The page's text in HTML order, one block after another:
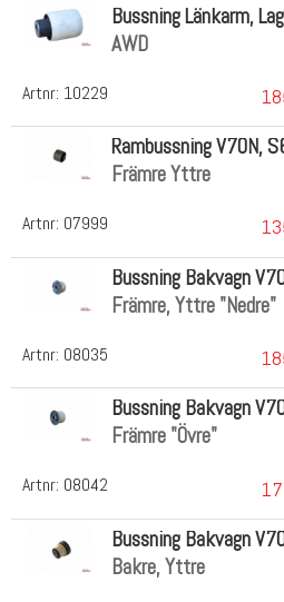
Artnr: 10229
Bussning Länkarm,
AWD
Artnr: 07999
Rambussning V70N,
Främre Yttre
Artnr: 08035
Bussning Bakvagn
Främre, Yttre "Nedre"
Artnr: 08042
Bussning Bakvagn
Främre "Övre"
Bussning Bakvagn
Bakre, Yttre